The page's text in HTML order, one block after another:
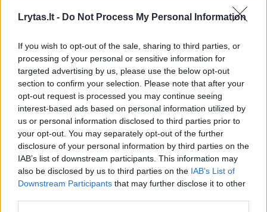
Lrytas.lt - Do Not Process My Personal Information
If you wish to opt-out of the sale, sharing to third parties, or
processing of your personal or sensitive information for
targeted advertising by us, please use the below opt-out
section to confirm your selection. Please note that after your
opt-out request is processed you may continue seeing
interest-based ads based on personal information utilized by
us or personal information disclosed to third parties prior to
your opt-out. You may separately opt-out of the further
disclosure of your personal information by third parties on the
IAB’s list of downstream participants. This information may
also be disclosed by us to third parties on the IAB’s List of
Downstream Participants that may further disclose it to other
Susiję straipsniai
Maistui
alergiškais
žmonėmis
nuo šiol
rūpinsis ir
restoranai